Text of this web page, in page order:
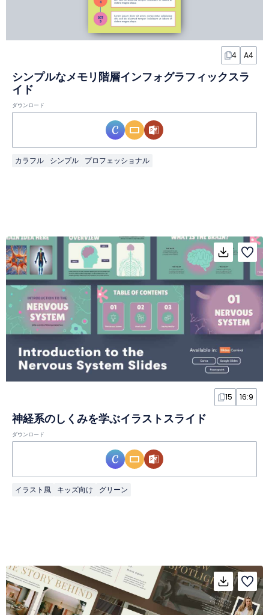
4 A4
シンプルなメモリ階層インフォグラフィックスラ
イド
ダウンロード
カラフル シンプル プロフェッショナル
15 16:9
神経系のしくみを学ぶイラストスライド
ダウンロード
イラスト風 キッズ向け グリーン